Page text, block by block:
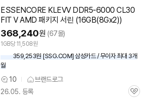
기
ESSENCORE KLEVV DDR5-6000 CL30
FIT V AMD 패키지 서린 (16GB(8Gx2))
368,240원 (67몰)
1GB당 11,508원
359,253원 [SSG.COM] 삼성카드 / 무이자 최대 3개
월
상
품
10
브랜드로그
26.05. 등록
관